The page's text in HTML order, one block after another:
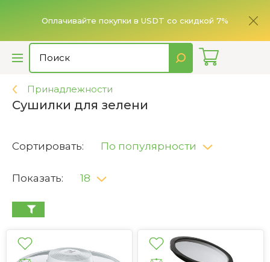
Оплачивайте покупки в USDT со скидкой 7%
Принадлежности
Сушилки для зелени
Сортировать: По популярности
Показать: 18